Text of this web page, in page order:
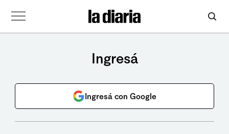
Ingresá
Ingresá con Google